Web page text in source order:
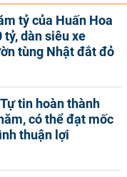
tỷ của Huấn Hoa
tỷ, dàn siêu xe
tùng Nhật đắt đỏ
tin hoàn thành
có thể đạt mốc
thuận lợi